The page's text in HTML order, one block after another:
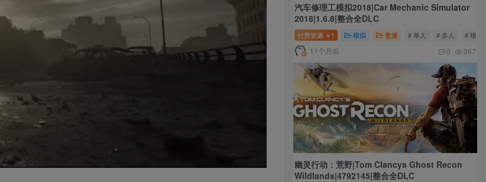
汽车修理工模拟2018|Car Mechanic Simulator
2018|1.6.8|整合全DLC
付费资源 ￥ 1 模拟 竞速 # 单人 # 多人 # 模拟
11个月前 0 367
幽灵行动：荒野|Tom Clancys Ghost Recon
Wildlands|4792145|整合全DLC